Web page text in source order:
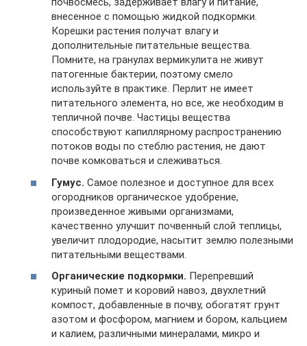
внесенное с помощью жидкой подкормки.
Корешки растения получат влагу и
дополнительные питательные вещества.
Помните, на гранулах вермикулита не живут
патогенные бактерии, поэтому смело
используйте в практике. Перлит не имеет
питательного элемента, но все, же необходим в
тепличной почве. Частицы вещества
способствуют капиллярному распространению
потоков воды по стеблю растения, не дают
почве комковаться и слеживаться.
Гумус. Самое полезное и доступное для всех
огородников органическое удобрение,
произведенное живыми организмами,
качественно улучшит почвенный слой теплицы,
увеличит плодородие, насытит землю полезными
питательными веществами.
Органические подкормки. Перепревший
куриный помет и коровий навоз, двухлетний
компост, добавленные в почву, обогатят грунт
азотом и фосфором, магнием и бором, кальцием
и калием, различными минералами, микро и